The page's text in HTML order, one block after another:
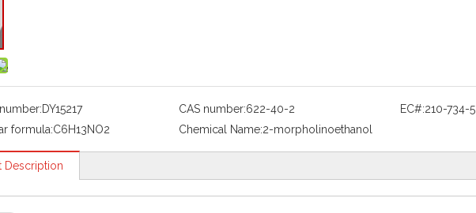
DY15217 CAS number:622-40-2 EC#:210-734-5
formula:C6H13NO2 Chemical Name:2-morpholinoethanol
Description